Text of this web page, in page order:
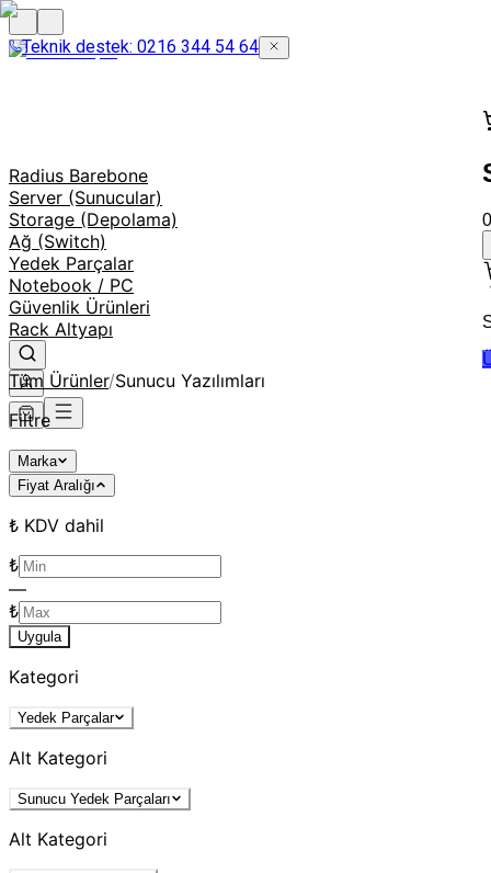
Teknik destek: 0216 344 54 64
Radius Barebone
Server (Sunucular)
Storage (Depolama)
Ağ (Switch)
Yedek Parçalar
Notebook / PC
Güvenlik Ürünleri
Rack Altyapı
0
Tüm Ürünler/Sunucu Yazılımları
Filtre
Marka
Fiyat Aralığı
₺ KDV dahil
₺
—
₺
Uygula
Kategori
Yedek Parçalar
Alt Kategori
Sunucu Yedek Parçaları
Alt Kategori